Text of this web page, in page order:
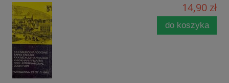
14,90 zł
do koszyka